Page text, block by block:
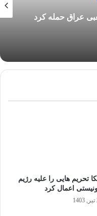
عراق حمله کرد
تحریم‌ هایی را علیه رژیم
اعمال کرد